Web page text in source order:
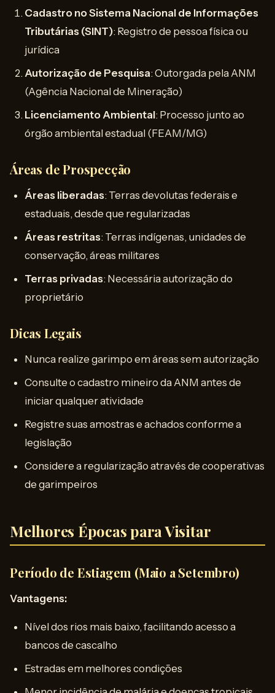
Cadastro no Sistema Nacional de Informações
Tributárias (SINT): Registro de pessoa física ou
jurídica
Autorização de Pesquisa: Outorgada pela ANM
(Agência Nacional de Mineração)
Licenciamento Ambiental: Processo junto ao
órgão ambiental estadual (FEAM/MG)
Áreas de Prospecção
Áreas liberadas: Terras devolutas federais e
estaduais, desde que regularizadas
Áreas restritas: Terras indígenas, unidades de
conservação, áreas militares
Terras privadas: Necessária autorização do
proprietário
Dicas Legais
Nunca realize garimpo em áreas sem autorização
Consulte o cadastro mineiro da ANM antes de
iniciar qualquer atividade
Registre suas amostras e achados conforme a
legislação
Considere a regularização através de cooperativas
de garimpeiros
Melhores Épocas para Visitar
Período de Estiagem (Maio a Setembro)
Vantagens:
Nível dos rios mais baixo, facilitando acesso a
bancos de cascalho
Estradas em melhores condições